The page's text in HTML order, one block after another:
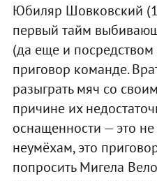
Юбиляр Шовковский
первый тайм
(да еще и
приговор команде.
разыграть мяч со
причине их
оснащенности — это
неумёхам, это
попросить Мигела